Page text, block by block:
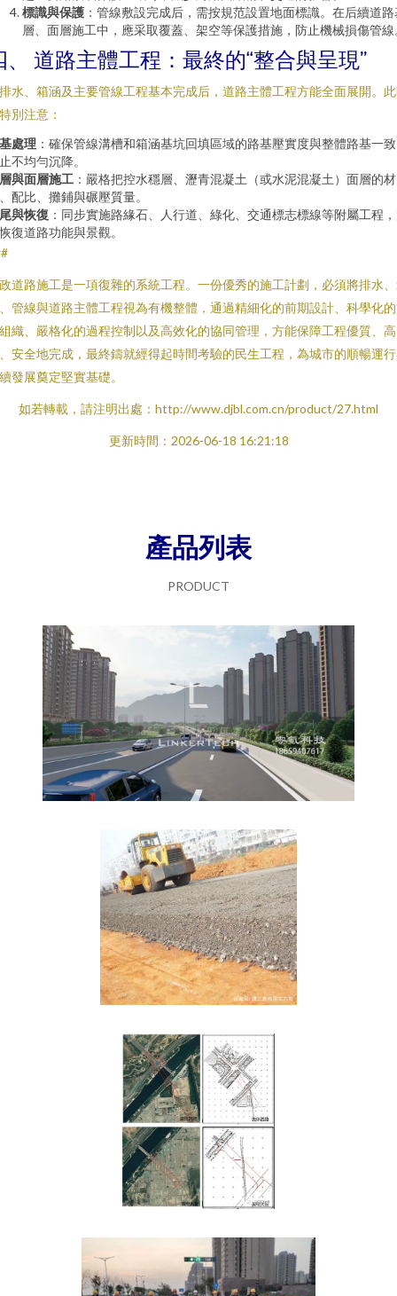
標識與保護 ：管線敷設完成后，需按規范設置地面標識。在后續道路
層、面層施工中，應采取覆蓋、架空等保護措施，防止機械損傷管線
、 道路主體工程：最終的“整合與呈現”
水、箱涵及主要管線工程基本完成后，道路主體工程方能全面展開。
別注意：
處理 ：確保管線溝槽和箱涵基坑回填區域的路基壓實度與整體路基一
不均勻沉降。
與面層施工 ：嚴格把控水穩層、瀝青混凝土（或水泥混凝土）面層的材
配比、攤鋪與碾壓質量。
與恢復 ：同步實施路緣石、人行道、綠化、交通標志標線等附屬工程
復道路功能與景觀。
道路施工是一項復雜的系統工程。一份優秀的施工計劃，必須將排水
管線與道路主體工程視為有機整體，通過精細化的前期設計、科學化
織、嚴格化的過程控制以及高效化的協同管理，方能保障工程優質、高
安全地完成，最終鑄就經得起時間考驗的民生工程，為城市的順暢運
發展奠定堅實基礎。
如若轉載，請注明出處：http://www.djbl.com.cn/product/27.html
更新時間：2026-06-18 16:21:18
產品列表
PRODUCT